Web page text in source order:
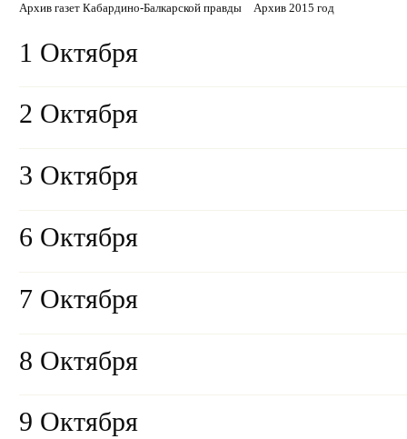
Архив газет Кабардино-Балкарской правды Архив 2015 год
1 Октября
2 Октября
3 Октября
6 Октября
7 Октября
8 Октября
9 Октября